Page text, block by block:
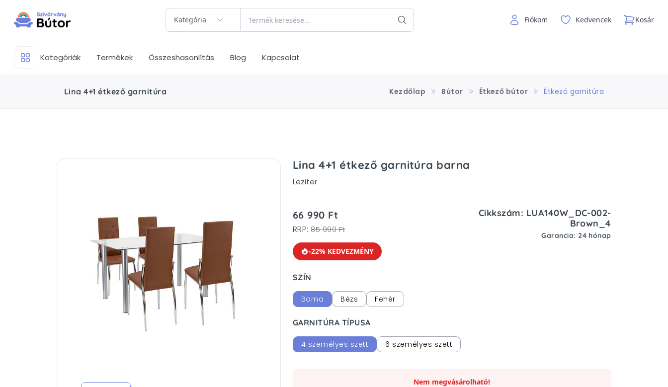
Kategória Fiókom Kedvencek Kosár
Kategóriák Termékek Összeshasonlítás Blog Kapcsolat
Lina 4+1 étkező garnitúra Kezdőlap Bútor Étkező bútor Étkező garnitúra
Lina 4+1 étkező garnitúra barna
Leziter
66 990 Ft
RRP:85 990 Ft
-22% KEDVEZMÉNY
Cikkszám: LUA140W_DC-002-
Brown_4
Garancia: 24 hónap
SZÍN
Barna Bézs Fehér
GARNITÚRA TÍPUSA
4 személyes szett 6 személyes szett
Nem megvásárolható!